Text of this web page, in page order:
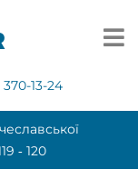
13-24
‑ 120